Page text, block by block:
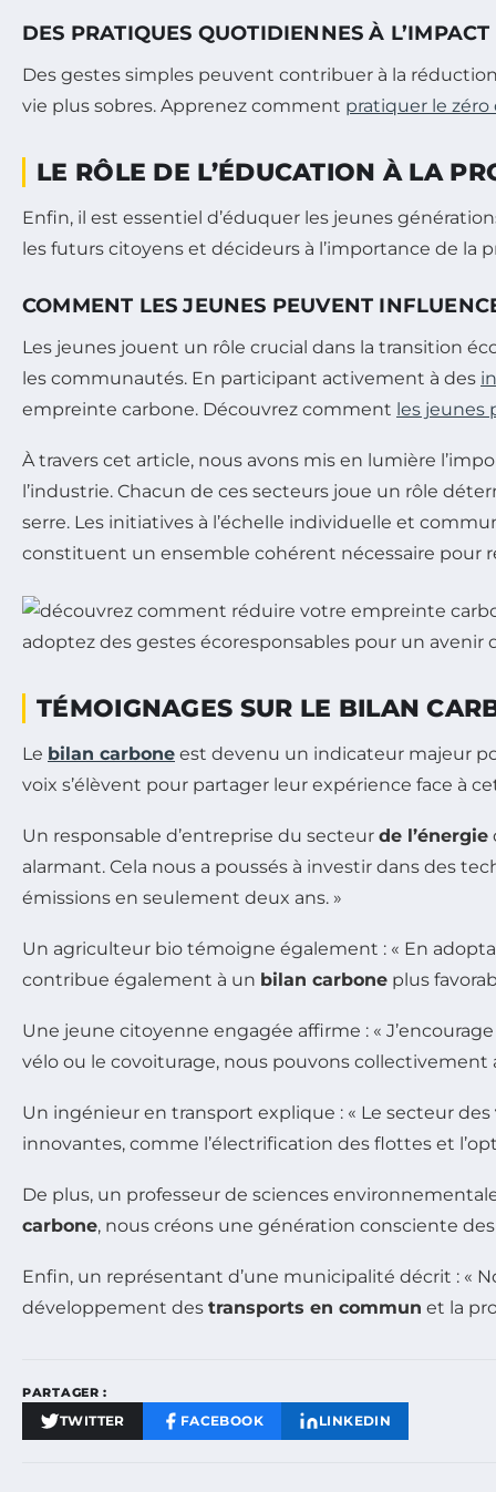
DES PRATIQUES QUOTIDIENNES À
Des gestes simples peuvent contribuer à la
vie plus sobres. Apprenez comment pratiquer le
LE RÔLE DE L’ÉDUCATION À LA
Enfin, il est essentiel d’éduquer les jeunes
les futurs citoyens et décideurs à l’importance de
COMMENT LES JEUNES PEUVENT
Les jeunes jouent un rôle crucial dans la transition
les communautés. En participant activement à des
empreinte carbone. Découvrez comment les jeunes
À travers cet article, nous avons mis en lumière
l’industrie. Chacun de ces secteurs joue un rôle
serre. Les initiatives à l’échelle individuelle et
constituent un ensemble cohérent nécessaire pour
TÉMOIGNAGES SUR LE BILAN
Le bilan carbone est devenu un indicateur majeur
voix s’élèvent pour partager leur expérience face à
Un responsable d’entreprise du secteur de l’énergie
alarmant. Cela nous a poussés à investir dans des
émissions en seulement deux ans. »
Un agriculteur bio témoigne également : « En
contribue également à un bilan carbone plus
Une jeune citoyenne engagée affirme : «
vélo ou le covoiturage, nous pouvons collectivement
Un ingénieur en transport explique : « Le secteur des
innovantes, comme l’électrification des flottes et
De plus, un professeur de sciences
carbone, nous créons une génération consciente
Enfin, un représentant d’une municipalité décrit : «
développement des transports en commun et la
PARTAGER :
TWITTER FACEBOOK LINKEDIN